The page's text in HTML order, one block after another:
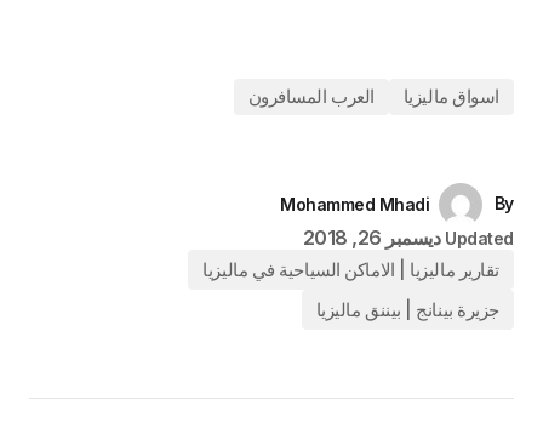
اسواق ماليزيا العرب المسافرون
By
Mohammed Mhadi
Updated ديسمبر 26, 2018
تقارير ماليزيا | الاماكن السياحية في ماليزيا
جزيرة بينانج | بيننق ماليزيا